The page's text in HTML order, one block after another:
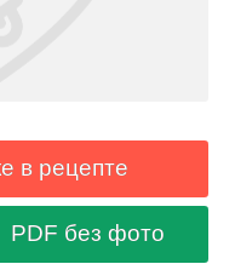
в рецепте
PDF без фото